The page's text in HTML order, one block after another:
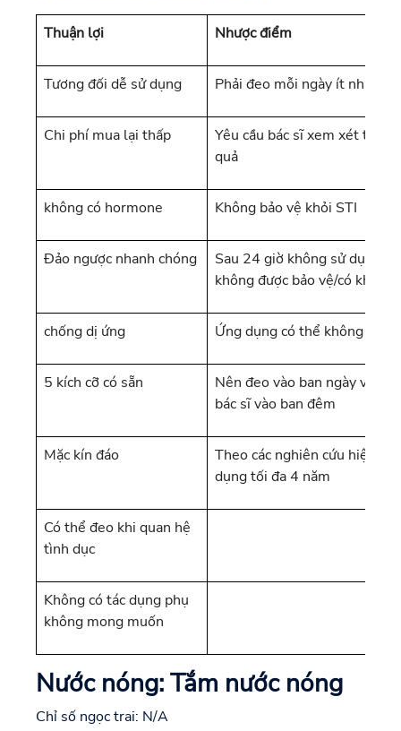
Thuận lợi Nhược điểm
Tương đối dễ sử dụng Phải đeo mỗi ngày ít nhất
Chi phí mua lại thấp
Yêu cầu bác sĩ xem xét
quả
không có hormone Không bảo vệ khỏi STI
Đảo ngược nhanh chóng
Sau 24 giờ không sử dụng,
không được bảo vệ/có khả
chống dị ứng Ứng dụng có thể không
5 kích cỡ có sẵn
Nên đeo vào ban ngày và
bác sĩ vào ban đêm
Mặc kín đáo
Theo các nghiên cứu hiện
dụng tối đa 4 năm
Có thể đeo khi quan hệ
tình dục
Không có tác dụng phụ
không mong muốn
Nước nóng: Tắm nước nóng
Chỉ số ngọc trai: N/A